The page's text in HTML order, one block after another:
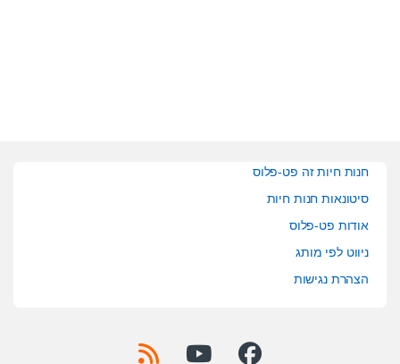
חנות חיות זה פט-פלוס
סיטונאות חנות חיות
אודות פט-פלוס
ניווט לפי מותג
הצהרת נגישות